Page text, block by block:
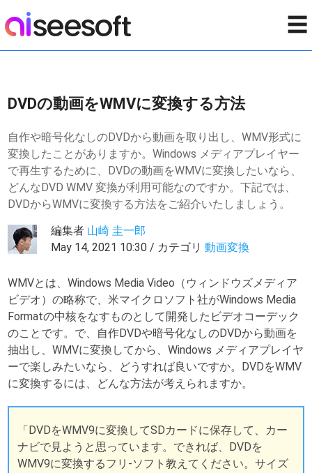
☰
DVDの動画をWMVに変換する方法
自作や暗号化なしのDVDから動画を取り出し、WMV形式に
変換したことがありますか。Windows メディアプレイヤー
で再生するために、DVDの動画をWMVに変換したいなら、
どんなDVD WMV 変換が利用可能なのですか。下記では、
DVDからWMVに変換する方法をご紹介いたしましょう。
編集者 山崎 圭一郎
May 14, 2021 10:30 / カテゴリ動画変換
WMVとは、Windows Media Video（ウィンドウズメディア
ビデオ）の略称で、米マイクロソフト社がWindows Media
Formatの中核をなすものとして開発したビデオコーデック
のことです。で、自作DVDや暗号化なしのDVDから動画を
抽出し、WMVに変換してから、Windows メディアプレイヤ
ーで楽しみたいなら、どうすれば良いですか。DVDをWMV
に変換するには、どんな方法が考えられますか。
「DVDをWMV9に変換してSDカードに保存して、カー
ナビで見ようと思っています。できれば、DVDを
WMV9に変換するフリ-ソフト教えてください。サイズ